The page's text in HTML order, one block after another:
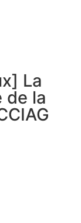
La
de la